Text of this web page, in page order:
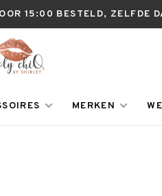
15:00 BESTELD, ZELFDE
MERKEN